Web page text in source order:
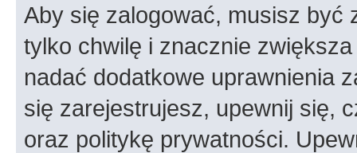
Aby się zalogować, musisz być
tylko chwilę i znacznie
nadać dodatkowe uprawnienia
się zarejestrujesz, upewnij się,
oraz politykę prywatności.